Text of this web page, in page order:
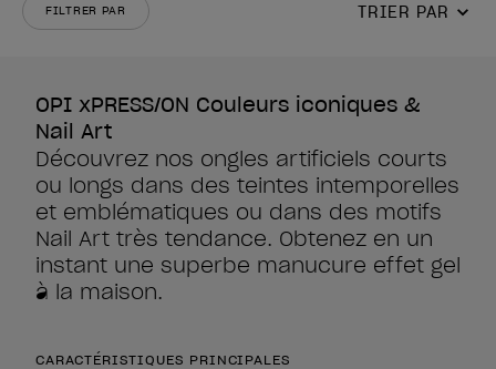
FILTRER PAR TRIER PAR
OPI xPRESS/ON Couleurs iconiques &
Nail Art
Découvrez nos ongles artificiels courts
ou longs dans des teintes intemporelles
et emblématiques ou dans des motifs
Nail Art très tendance. Obtenez en un
instant une superbe manucure effet gel
à la maison.
CARACTÉRISTIQUES PRINCIPALES